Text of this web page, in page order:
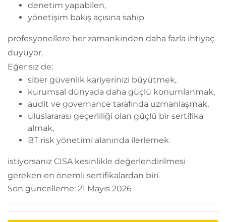
denetim yapabilen,
yönetişim bakış açısına sahip
profesyonellere her zamankinden daha fazla ihtiyaç
duyuyor.
Eğer siz de:
siber güvenlik kariyerinizi büyütmek,
kurumsal dünyada daha güçlü konumlanmak,
audit ve governance tarafında uzmanlaşmak,
uluslararası geçerliliği olan güçlü bir sertifika
almak,
BT risk yönetimi alanında ilerlemek
istiyorsanız CISA kesinlikle değerlendirilmesi
gereken en önemli sertifikalardan biri.
Son güncelleme: 21 Mayıs 2026